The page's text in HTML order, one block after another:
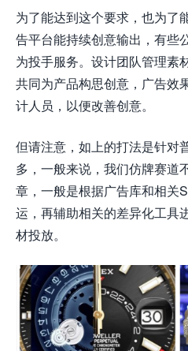
为了能达到这个要求，也为了
告平台能持续创意输出，有些
为投手服务。设计团队管理素
共同为产品构思创意，广告效
计人员，以便改善创意。
但请注意，如上的打法是针对
多，一般来说，我们仿牌赛道
章，一般是根据广告库和相关
运，再辅助相关的差异化工具
材投放。